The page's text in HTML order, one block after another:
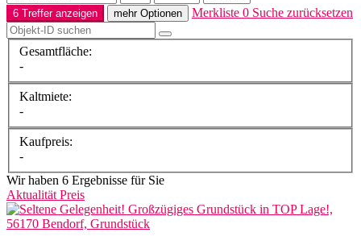
6 Treffer anzeigen mehr Optionen Merkliste 0 Suche zurücksetzen
Gesamtfläche:
-
Kaltmiete:
-
Kaufpreis:
-
Wir haben 6 Ergebnisse für Sie
Aktualität Preis